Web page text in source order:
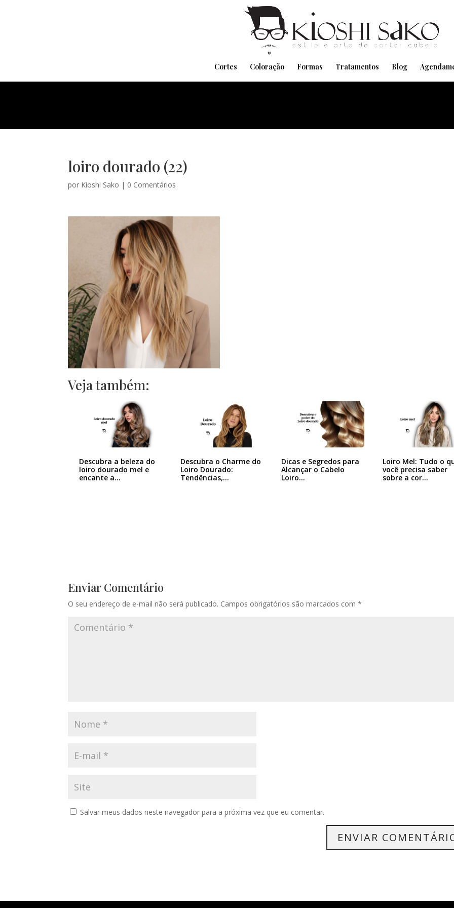
Cortes Coloração Formas Tratamentos Blog
loiro dourado (22)
por Kioshi Sako | 0 Comentários
Veja também:
Descubra a beleza do
loiro dourado mel e
encante a…
Descubra o Charme do
Loiro Dourado:
Tendências,…
Dicas e Segredos para
Alcançar o Cabelo
Loiro…
Loiro Mel: Tudo o
você precisa saber
sobre a cor…
Enviar Comentário
O seu endereço de e-mail não será publicado. Campos obrigatórios são marcados com*
Salvar meus dados neste navegador para a próxima vez que eu comentar.
Pensando em transformar seu Visual??
Agende pelo Whatsapp